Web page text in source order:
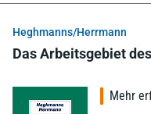
Heghmanns/Herrmann
Das Arbeitsgebiet
Mehr